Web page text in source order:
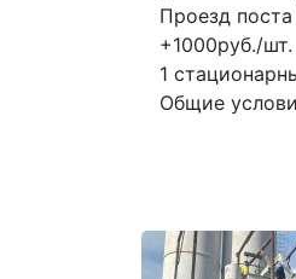
Проезд поста
+1000руб./шт.
1
Общие